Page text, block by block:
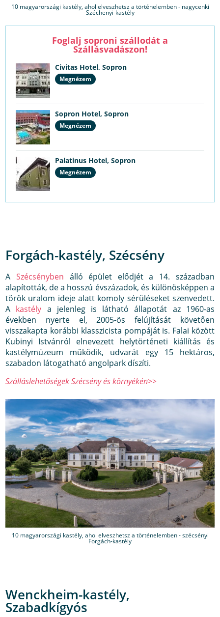
10 magyarországi kastély, ahol elveszhetsz a történelemben - nagycenki
Széchenyi-kastély
Foglalj soproni szállodát a
Szállásvadászon!
Civitas Hotel, Sopron
Megnézem
Sopron Hotel, Sopron
Megnézem
Palatinus Hotel, Sopron
Megnézem
Forgách-kastély, Szécsény
A Szécsényben álló épület elődjét a 14. században
alapították, de a hosszú évszázadok, és különösképpen a
török uralom ideje alatt komoly sérüléseket szenvedett.
A kastély a jelenleg is látható állapotát az 1960-as
években nyerte el, 2005-ös felújítását követően
visszakapta korábbi klasszicista pompáját is. Falai között
Kubinyi Istvánról elnevezett helytörténeti kiállítás és
kastélymúzeum működik, udvarát egy 15 hektáros,
szabadon látogatható angolpark díszíti.
Szálláslehetőségek Szécsény és környékén>>
10 magyarországi kastély, ahol elveszhetsz a történelemben - szécsényi
Forgách-kastély
Wenckheim-kastély,
Szabadkígyós